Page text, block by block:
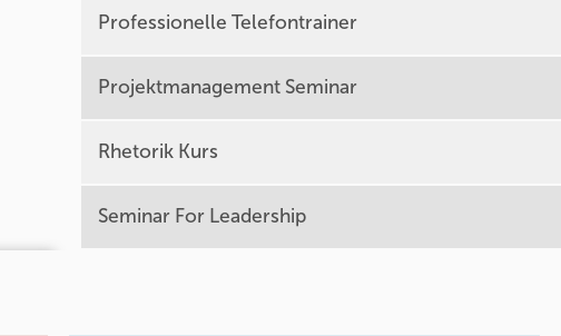
Professionelle Telefontrainer
Projektmanagement Seminar
Rhetorik Kurs
Seminar For Leadership